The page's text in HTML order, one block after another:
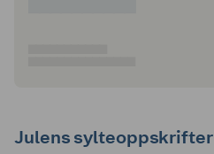
Julens sylteoppskrifter